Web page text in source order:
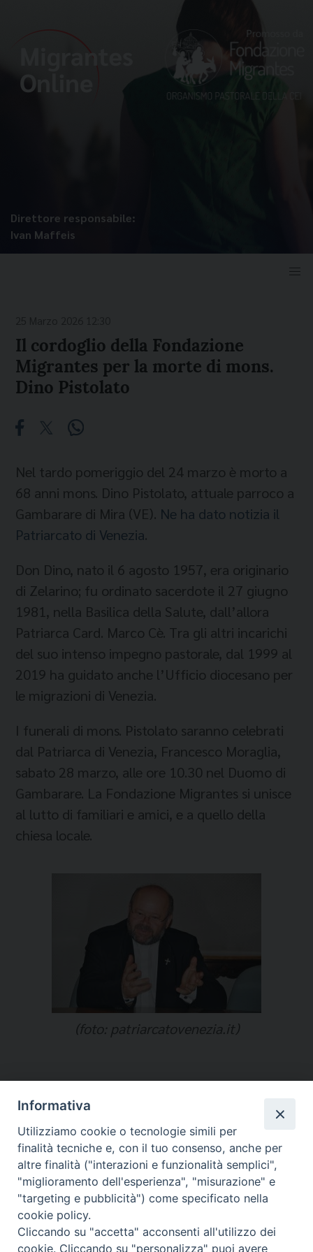
Direttore responsabile:
Ivan Maffeis
Il cordoglio della Fondazione
Migrantes per la morte di mons.
Dino Pistolato
Nel tardo pomeriggio del 24 marzo è morto a
68 anni mons. Dino Pistolato, attuale parroco a
Gambarare di Mira (VE). Ne ha dato notizia il
Patriarcato di Venezia.
Don Dino, nato il 6 agosto 1957, era originario
di Zelarino; fu ordinato sacerdote il 27 giugno
1981, nella Basilica della Salute, dall’allora
Patriarca Card. Marco Cè. Tra gli altri incarichi
del suo intenso impegno pastorale, dal 1999 al
2019 ha guidato anche l’Ufficio diocesano per
le migrazioni di Venezia.
I funerali di mons. Pistolato saranno celebrati
dal Patriarca di Venezia, Francesco Moraglia,
sabato 28 marzo, alle ore 10.30 nel Duomo di
Gambarare. La Fondazione Migrantes si unisce
al lutto di familiari e amici, e a quello della
chiesa locale.
(foto: patriarcatovenezia.it)
Temi:
LUTTO
SUL TERRITORIO
Migrantes Online
Informativa
Utilizziamo cookie o tecnologie simili per
finalità tecniche e, con il tuo consenso, anche per
altre finalità ("interazioni e funzionalità semplici",
"miglioramento dell'esperienza", "misurazione" e
"targeting e pubblicità") come specificato nella
cookie policy.
Cliccando su "accetta" acconsenti all'utilizzo dei
cookie. Cliccando su "personalizza" puoi avere